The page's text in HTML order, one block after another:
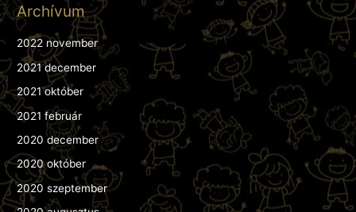
Archívum
2022 november
2021 december
2021 október
2021 február
2020 december
2020 október
2020 szeptember